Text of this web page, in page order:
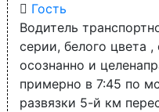
Гость
Водитель
серии, белого цвета
осознанно и
примерно в 7:45 по
развязки 5-й км